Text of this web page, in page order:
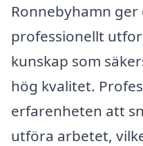
Ronnebyhamn
professionellt
kunskap som
hög kvalitet.
erfarenheten att
utföra arbetet,